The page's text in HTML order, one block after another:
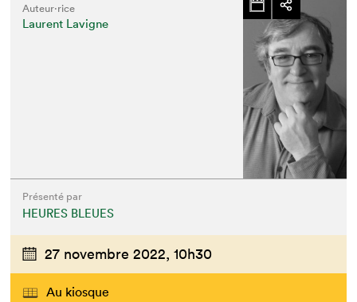
Auteur·rice
Laurent Lavigne
Présenté par
HEURES BLEUES
27 novembre 2022, 10h30
Au kiosque